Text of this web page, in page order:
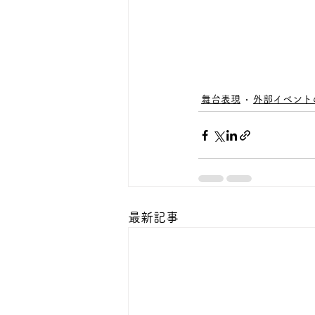
舞台表現 外部イベント
最新記事